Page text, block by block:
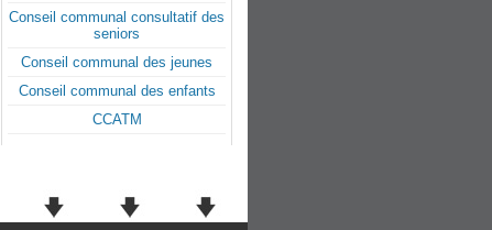
Conseil communal consultatif des
seniors
Conseil communal des jeunes
Conseil communal des enfants
CCATM